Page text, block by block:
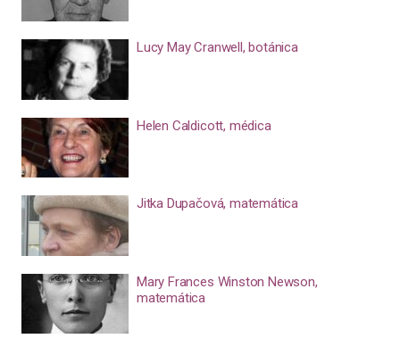
Lucy May Cranwell, botánica
Helen Caldicott, médica
Jitka Dupačová, matemática
Mary Frances Winston Newson,
matemática